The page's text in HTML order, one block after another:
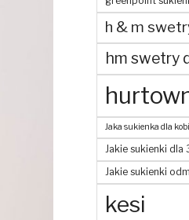
h & m
hm swetry
Jaka sukienka dla
Jakie sukienki dla
Jakie sukienki
kesi